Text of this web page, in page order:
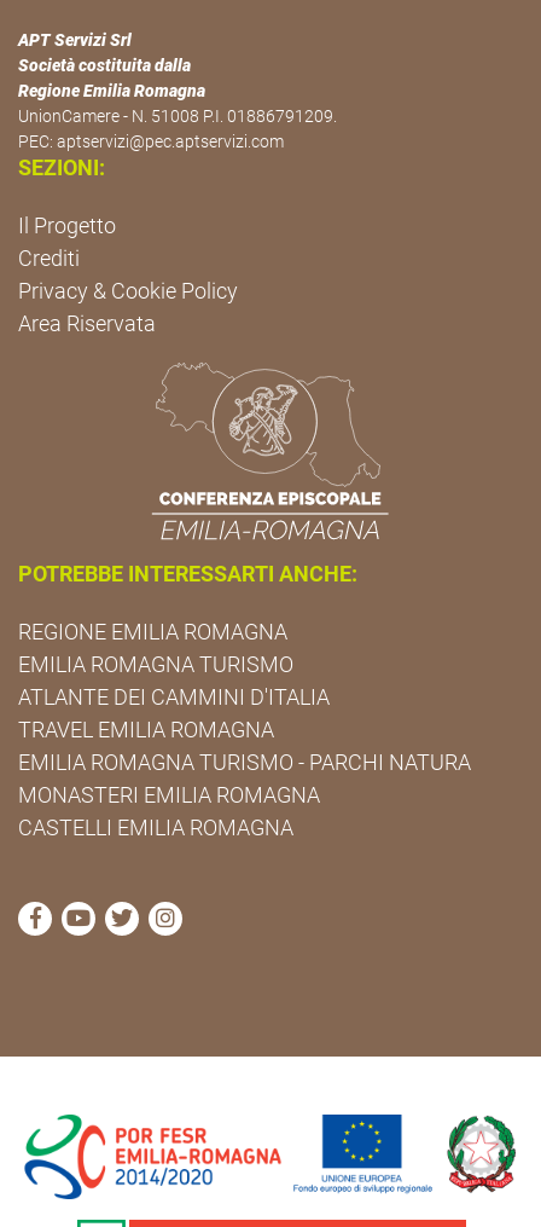
APT Servizi Srl
Società costituita dalla
Regione Emilia Romagna
UnionCamere - N. 51008 P.I. 01886791209.
PEC: aptservizi@pec.aptservizi.com
SEZIONI:
Il Progetto
Crediti
Privacy & Cookie Policy
Area Riservata
POTREBBE INTERESSARTI ANCHE:
REGIONE EMILIA ROMAGNA
EMILIA ROMAGNA TURISMO
ATLANTE DEI CAMMINI D'ITALIA
TRAVEL EMILIA ROMAGNA
EMILIA ROMAGNA TURISMO - PARCHI NATURA
MONASTERI EMILIA ROMAGNA
CASTELLI EMILIA ROMAGNA
visita la pagina Facebook di Cammini Emilia-
visita la pagina YouTube di Cammini Emilia-
visita la pagina Twitter di Cammini Emilia-
visita la pagina Instagram di Cammini